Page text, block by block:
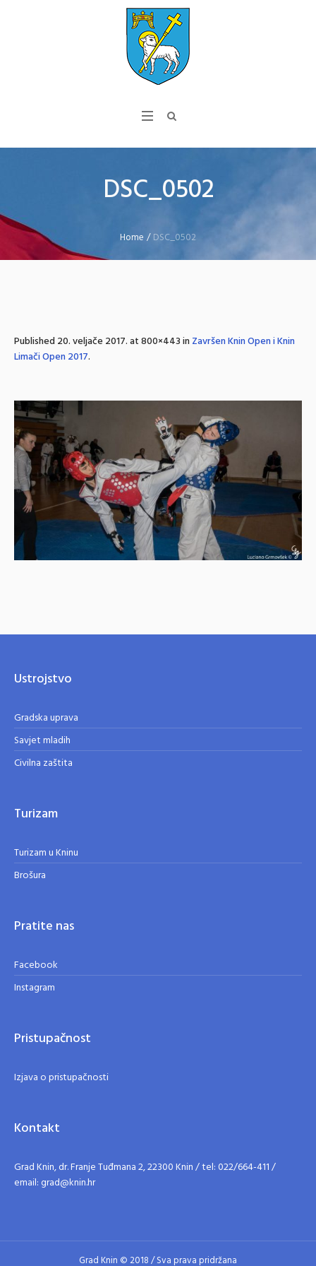
DSC_0502
Home /DSC_0502
Published20. veljače 2017.at 800×443 inZavršen Knin Open i Knin
Limači Open 2017.
Ustrojstvo
Gradska uprava
Savjet mladih
Civilna zaštita
Turizam
Turizam u Kninu
Brošura
Pratite nas
Facebook
Instagram
Pristupačnost
Izjava o pristupačnosti
Kontakt
Grad Knin, dr. Franje Tuđmana 2, 22300 Knin / tel: 022/664-411 /
email: grad@knin.hr
Grad Knin © 2018 / Sva prava pridržana